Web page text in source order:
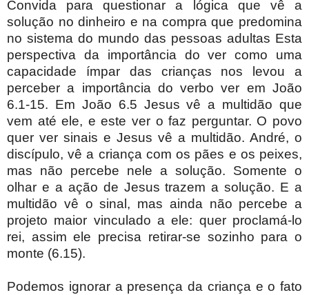
Convida para questionar a lógica que vê a
solução no dinheiro e na compra que predomina
no sistema do mundo das pessoas adultas Esta
perspectiva da importância do ver como uma
capacidade ímpar das crianças nos levou a
perceber a importância do verbo ver em João
6.1-15. Em João 6.5 Jesus vê a multidão que
vem até ele, e este ver o faz perguntar. O povo
quer ver sinais e Jesus vê a multidão. André, o
discípulo, vê a criança com os pães e os peixes,
mas não percebe nele a solução. Somente o
olhar e a ação de Jesus trazem a solução. E a
multidão vê o sinal, mas ainda não percebe a
projeto maior vinculado a ele: quer proclamá-lo
rei, assim ele precisa retirar-se sozinho para o
monte (6.15).
Podemos ignorar a presença da criança e o fato